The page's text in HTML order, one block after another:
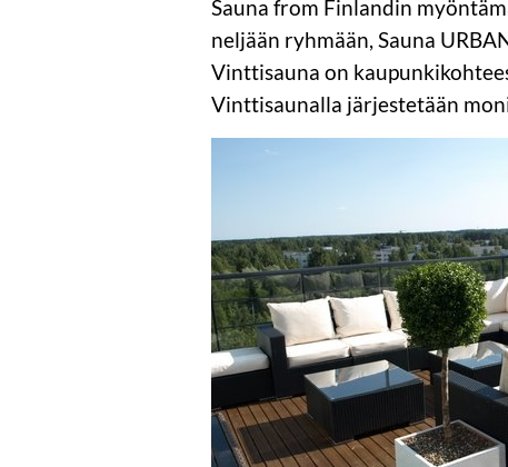
Sauna from Finlandin
neljään ryhmään, Sauna
Vinttisauna on
Vinttisaunalla järjestetään